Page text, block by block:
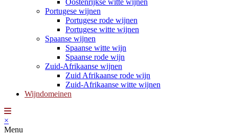
Oostenrijkse witte wijnen
Portugese wijnen
Portugese rode wijnen
Portugese witte wijnen
Spaanse wijnen
Spaanse witte wijn
Spaanse rode wijn
Zuid-Afrikaanse wijnen
Zuid Afrikaanse rode wijn
Zuid-Afrikaanse witte wijnen
Wijndomeinen
×
Menu